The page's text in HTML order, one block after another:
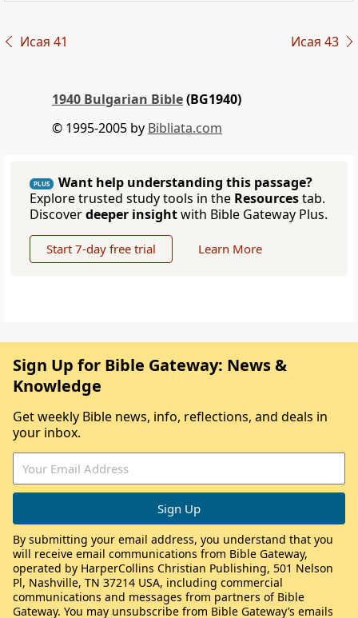
Исая 41 Исая 43
1940 Bulgarian Bible(BG1940)
© 1995-2005 by Bibliata.com
PLUS
Want help understanding this passage?
Explore trusted study tools in the Resourcestab.
Discoverdeeper insightwith Bible Gateway Plus.
Start 7-day free trial Learn More
Sign Up for Bible Gateway: News &
Knowledge
Get weekly Bible news, info, reflections, and deals in
your inbox.
By submitting your email address, you understand that you
will receive email communications from Bible Gateway,
operated by HarperCollins Christian Publishing, 501 Nelson
Pl, Nashville, TN 37214 USA, including commercial
communications and messages from partners of Bible
Gateway. You may unsubscribe from Bible Gateway’s emails